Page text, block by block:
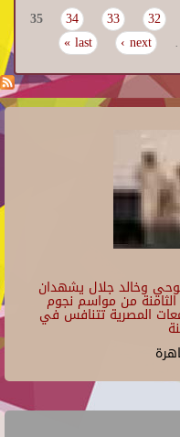
32
33
34
35
next ›
last »
وخالد جلال يشهدان
من مواسم نجوم
من الجامعات المصرية تتنافس في